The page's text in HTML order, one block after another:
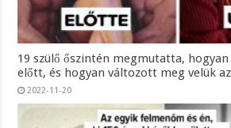
19 szülő őszintén megmutatta,
előtt, és hogyan változott meg velük
2022-11-20